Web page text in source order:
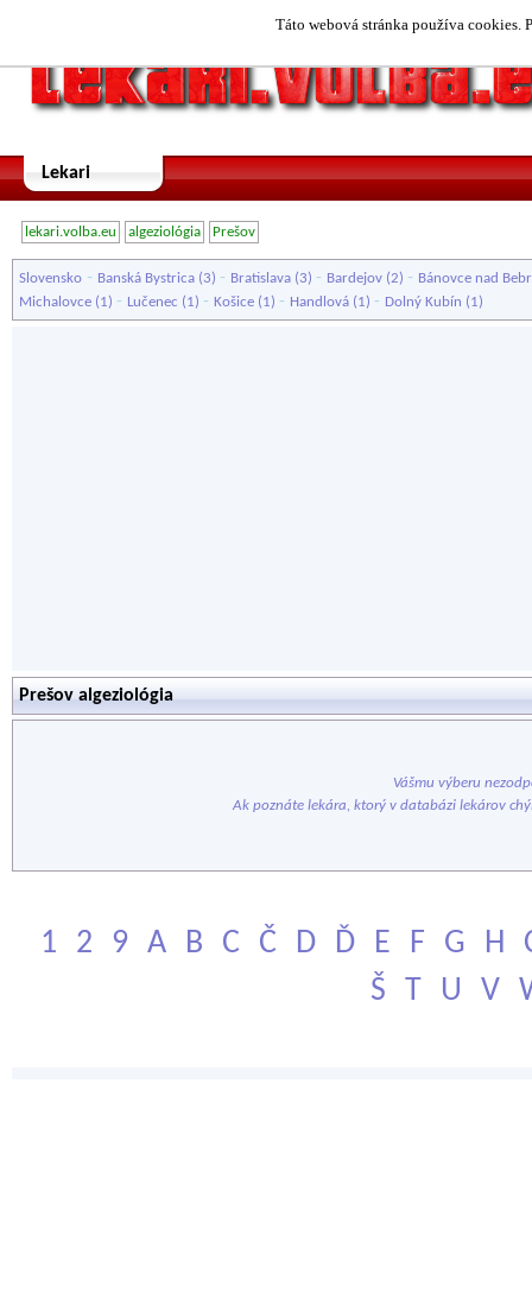
Táto webová stránka používa cookies.
Lekari
lekari.volba.eu algeziológia Prešov
Slovensko - Banská Bystrica (3) - Bratislava (3) - Bardejov (2) - Bánovce nad
Michalovce (1) - Lučenec (1) - Košice (1) - Handlová (1) - Dolný Kubín (1)
Prešov algeziológia
Vášmu výberu
Ak poznáte lekára, ktorý v databázi lekárov
1 2 9 A B C Č D Ď E F G H
Š
T U V